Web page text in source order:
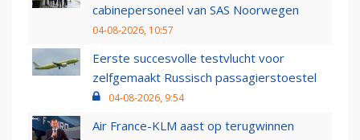
cabinepersoneel van SAS Noorwegen
04-08-2026, 10:57
Eerste succesvolle testvlucht voor
zelfgemaakt Russisch passagierstoestel
04-08-2026, 9:54
Air France-KLM aast op terugwinnen